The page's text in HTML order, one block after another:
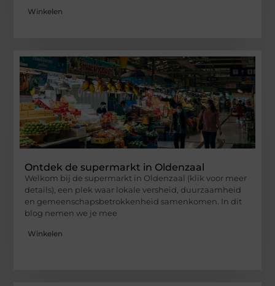
Winkelen
Ontdek de supermarkt in Oldenzaal
Welkom bij de supermarkt in Oldenzaal (klik voor meer
details), een plek waar lokale versheid, duurzaamheid
en gemeenschapsbetrokkenheid samenkomen. In dit
blog nemen we je mee
Winkelen